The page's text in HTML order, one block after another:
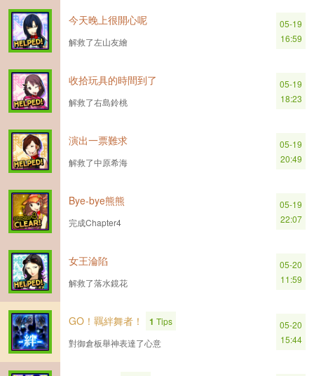
今天晚上很開心呢
解救了左山友繪
05-19
16:59
收拾玩具的時間到了
解救了右島鈴桃
05-19
18:23
演出一票難求
解救了中原希海
05-19
20:49
Bye-bye熊熊
完成Chapter4
05-19
22:07
女王淪陷
解救了落水鏡花
05-20
11:59
GO！羈絆舞者！ 1 Tips
對御倉板舉神表達了心意
05-20
15:44